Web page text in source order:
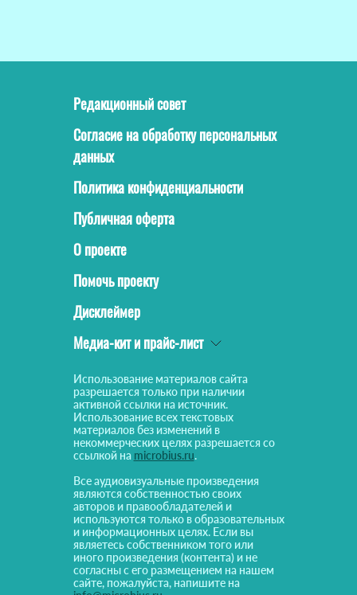
Редакционный совет
Согласие на обработку персональных
данных
Политика конфиденциальности
Публичная оферта
О проекте
Помочь проекту
Дисклеймер
Медиа-кит и прайс-лист
Использование материалов сайта
разрешается только при наличии
активной ссылки на источник.
Использование всех текстовых
материалов без изменений в
некоммерческих целях разрешается со
ссылкой на microbius.ru.
Все аудиовизуальные произведения
являются собственностью своих
авторов и правообладателей и
используются только в образовательных
и информационных целях. Если вы
являетесь собственником того или
иного произведения (контента) и не
согласны с его размещением на нашем
сайте, пожалуйста, напишите на